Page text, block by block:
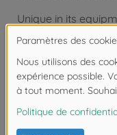
Unique in its
seabed of a rolling
for 2 to 4 Players,
Attention !
moins de